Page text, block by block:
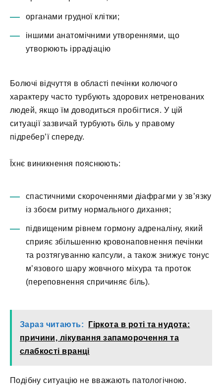
органами грудної клітки;
іншими анатомічними утвореннями, що
утворюють іррадіацію
Болючі відчуття в області печінки колючого
характеру часто турбують здорових нетренованих
людей, якщо їм доводиться пробігтися. У цій
ситуації зазвичай турбують біль у правому
підребер’ї спереду.
Їхнє виникнення пояснюють:
спастичними скороченнями діафрагми у зв’язку
із збоєм ритму нормального дихання;
підвищеним рівнем гормону адреналіну, який
сприяє збільшенню кровонаповнення печінки
та розтягуванню капсули, а також знижує тонус
м’язового шару жовчного міхура та проток
(переповнення спричиняє біль).
Зараз читають:
Гіркота в роті та нудота:
причини, лікування запаморочення та
слабкості вранці
Подібну ситуацію не вважають патологічною.